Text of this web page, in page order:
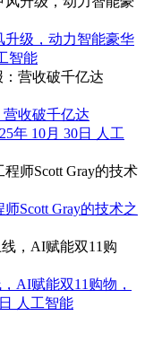
升级，动力智能豪华
智能
营收破千亿达
年 10月 30日
人工
Scott Gray的技术之
AI赋能双11购物，
人工智能